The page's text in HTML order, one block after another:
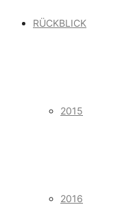
RÜCKBLICK
2015
2016